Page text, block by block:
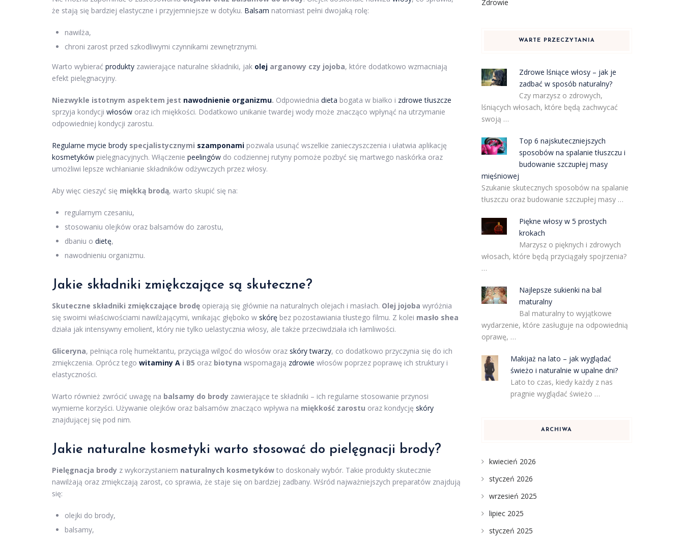
że stają się bardziej elastyczne i przyjemniejsze w dotyku. Balsam natomiast pełni dwojaką rolę:
nawilża,
chroni zarost przed szkodliwymi czynnikami zewnętrznymi.
Warto wybierać produkty zawierające naturalne składniki, jak olej arganowy czy jojoba, które dodatkowo wzmacniają
efekt pielęgnacyjny.
Niezwykle istotnym aspektem jest nawodnienie organizmu. Odpowiednia dieta bogata w białko i zdrowe tłuszcze
sprzyja kondycji włosów oraz ich miękkości. Dodatkowo unikanie twardej wody może znacząco wpłynąć na utrzymanie
odpowiedniej kondycji zarostu.
Regularne mycie brody specjalistycznymi szamponami pozwala usunąć wszelkie zanieczyszczenia i ułatwia aplikację
kosmetyków pielęgnacyjnych. Włączenie peelingów do codziennej rutyny pomoże pozbyć się martwego naskórka oraz
umożliwi lepsze wchłanianie składników odżywczych przez włosy.
Aby więc cieszyć się miękką brodą, warto skupić się na:
regularnym czesaniu,
stosowaniu olejków oraz balsamów do zarostu,
dbaniu o dietę,
nawodnieniu organizmu.
Jakie składniki zmiękczające są skuteczne?
Skuteczne składniki zmiękczające brodę opierają się głównie na naturalnych olejach i masłach. Olej jojoba wyróżnia
się swoimi właściwościami nawilżającymi, wnikając głęboko w skórę bez pozostawiania tłustego filmu. Z kolei masło shea
działa jak intensywny emolient, który nie tylko uelastycznia włosy, ale także przeciwdziała ich łamliwości.
Gliceryna, pełniąca rolę humektantu, przyciąga wilgoć do włosów oraz skóry twarzy, co dodatkowo przyczynia się do ich
zmiękczenia. Oprócz tego witaminy A i B5 oraz biotyna wspomagają zdrowie włosów poprzez poprawę ich struktury i
elastyczności.
Warto również zwrócić uwagę na balsamy do brody zawierające te składniki – ich regularne stosowanie przynosi
wymierne korzyści. Używanie olejków oraz balsamów znacząco wpływa na miękkość zarostu oraz kondycję skóry
znajdującej się pod nim.
Jakie naturalne kosmetyki warto stosować do pielęgnacji brody?
Pielęgnacja brody z wykorzystaniem naturalnych kosmetyków to doskonały wybór. Takie produkty skutecznie
nawilżają oraz zmiękczają zarost, co sprawia, że staje się on bardziej zadbany. Wśród najważniejszych preparatów znajdują
się:
olejki do brody,
balsamy,
Zdrowie
WARTE PRZECZYTANIA
Zdrowe lśniące włosy – jak je
zadbać w sposób naturalny?
Czy marzysz o zdrowych,
lśniących włosach, które będą zachwycać
swoją …
Top 6 najskuteczniejszych
sposobów na spalanie tłuszczu i
budowanie szczupłej masy
mięśniowej
Szukanie skutecznych sposobów na spalanie
tłuszczu oraz budowanie szczupłej masy …
Piękne włosy w 5 prostych
krokach
Marzysz o pięknych i zdrowych
włosach, które będą przyciągały spojrzenia?
…
Najlepsze sukienki na bal
maturalny
Bal maturalny to wyjątkowe
wydarzenie, które zasługuje na odpowiednią
oprawę, …
Makijaż na lato – jak wyglądać
świeżo i naturalnie w upalne dni?
Lato to czas, kiedy każdy z nas
pragnie wyglądać świeżo …
ARCHIWA
kwiecień 2026
styczeń 2026
wrzesień 2025
lipiec 2025
styczeń 2025